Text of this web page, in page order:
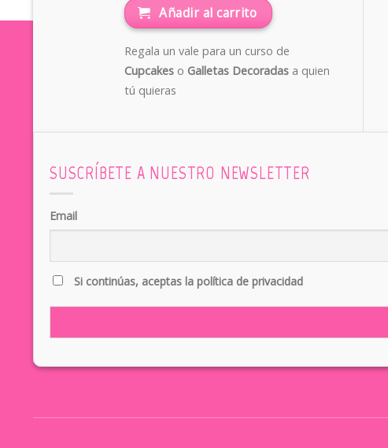
Añadir al carrito
Regala un vale para un curso de
Cupcakes o Galletas Decoradas a quien
tú quieras
SUSCRÍBETE A NUESTRO NEWSLETTER
Email
Si continúas, aceptas la política de privacidad